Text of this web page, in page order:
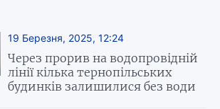
19 Березня, 2025, 12:24
Через прорив на водопровідній
лінії кілька тернопільських
будинків залишилися без води